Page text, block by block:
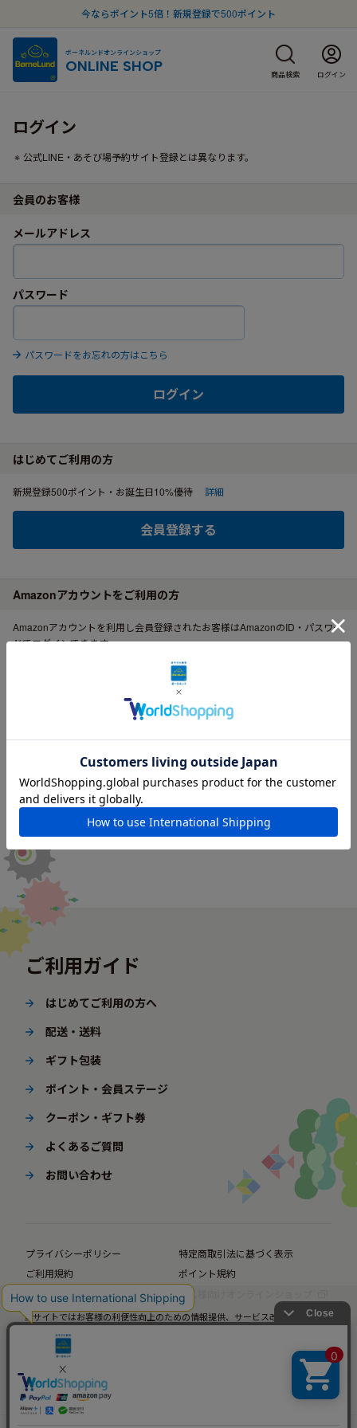
今ならポイント5倍！新規登録で500ポイント
ボーネルンドオンラインショップ
ONLINE SHOP 商品検索 ログイン
ログイン
公式LINE・あそび場予約サイト登録とは異なります。
会員のお客様
メールアドレス
パスワード
パスワードをお忘れの方はこちら
ログイン
はじめてご利用の方
新規登録500ポイント・お誕生日10%優待 詳細
会員登録する
Amazonアカウントをご利用の方
Amazonアカウントを利用し会員登録されたお客様はAmazonのID・パスワー
ドでログインできます。
ご利用ガイド
はじめてご利用の方へ
配送・送料
ギフト包装
ポイント・会員ステージ
クーポン・ギフト券
よくあるご質問
お問い合わせ
プライバシーポリシー
特定商取引法に基づく表示
ご利用規約
ポイント規約
企業サイト
法人様向けオンラインショップ
当サイトではお客様の利便性向上のための情報提供、サービス改善のための分
当サイトの閲覧を継続された場合、Cookieの使用にご同意いただいたものとみ
なします。
詳細については